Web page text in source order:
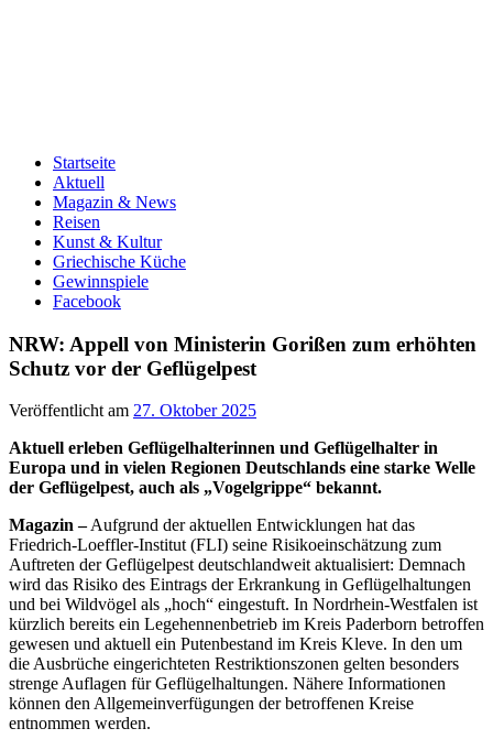
Startseite
Aktuell
Magazin & News
Reisen
Kunst & Kultur
Griechische Küche
Gewinnspiele
Facebook
NRW: Appell von Ministerin Gorißen zum erhöhten
Schutz vor der Geflügelpest
Veröffentlicht am 27. Oktober 2025
Aktuell erleben Geflügelhalterinnen und Geflügelhalter in
Europa und in vielen Regionen Deutschlands eine starke Welle
der Geflügelpest, auch als „Vogelgrippe“ bekannt.
Magazin –Aufgrund der aktuellen Entwicklungen hat das
Friedrich-Loeffler-Institut (FLI) seine Risikoeinschätzung zum
Auftreten der Geflügelpest deutschlandweit aktualisiert: Demnach
wird das Risiko des Eintrags der Erkrankung in Geflügelhaltungen
und bei Wildvögel als „hoch“ eingestuft. In Nordrhein-Westfalen ist
kürzlich bereits ein Legehennenbetrieb im Kreis Paderborn betroffen
gewesen und aktuell ein Putenbestand im Kreis Kleve. In den um
die Ausbrüche eingerichteten Restriktionszonen gelten besonders
strenge Auflagen für Geflügelhaltungen. Nähere Informationen
können den Allgemeinverfügungen der betroffenen Kreise
entnommen werden.